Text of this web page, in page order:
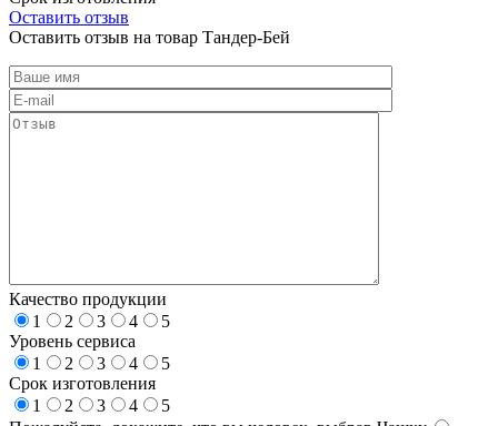
Оставить отзыв
Оставить отзыв на товар Тандер-Бей
Качество продукции
1
2 3 4
5
Уровень сервиса
1
2 3 4
5
Срок изготовления
1
2 3 4
5